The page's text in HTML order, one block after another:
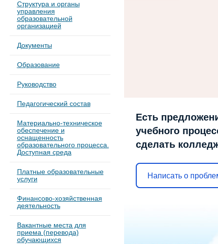
Структура и органы
управления
образовательной
организацией
Документы
Образование
Руководство
Педагогический состав
Материально-техническое
обеспечение и
оснащенность
образовательного процесса.
Доступная среда
Платные образовательные
услуги
Финансово-хозяйственная
деятельность
Вакантные места для
приема (перевода)
обучающихся
Есть
учебного
сделать
Написать о